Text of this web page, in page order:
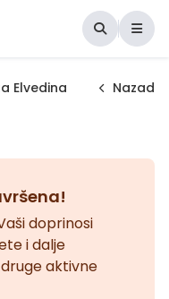
Elvedina Nazad
doprinosi
i dalje
aktivne